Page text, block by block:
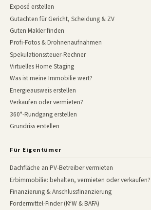
Exposé erstellen
Gutachten für Gericht, Scheidung & ZV
Guten Makler finden
Profi-Fotos & Drohnenaufnahmen
Spekulationssteuer-Rechner
Virtuelles Home Staging
Was ist meine Immobilie wert?
Energieausweis erstellen
Verkaufen oder vermieten?
360°-Rundgang erstellen
Grundriss erstellen
Für Eigentümer
Dachfläche an PV-Betreiber vermieten
Erbimmobilie: behalten, vermieten oder verkaufen?
Finanzierung & Anschlussfinanzierung
Fördermittel-Finder (KfW & BAFA)